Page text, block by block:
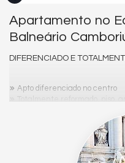
Apartamento no
Balneário
DIFERENCIADO E
Apto diferenciado no centro
Totalmente reformado, piso,
executado por arquiteto.
com área total de 130 M2 e
antigo porém em bom estado
apenas 8 aptos no total.
125,00 e taxa de lixo de R$